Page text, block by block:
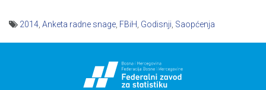
2014 Anketa radne snage FBiH Godisnji Saopćenja